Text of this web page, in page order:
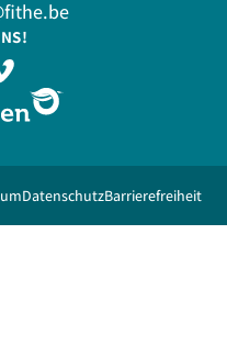
DatenschutzBarrierefreiheit